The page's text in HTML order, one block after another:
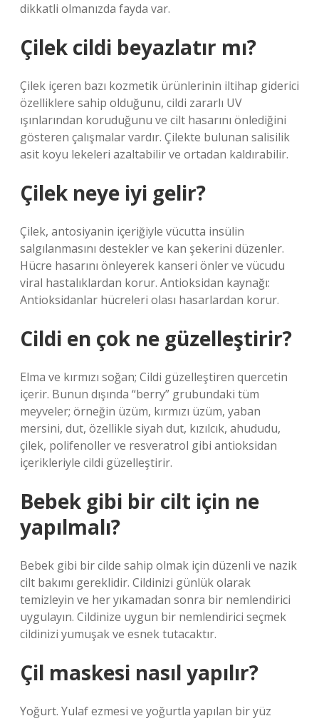
dikkatli olmanızda fayda var.
Çilek cildi beyazlatır mı?
Çilek içeren bazı kozmetik ürünlerinin iltihap giderici
özelliklere sahip olduğunu, cildi zararlı UV
ışınlarından koruduğunu ve cilt hasarını önlediğini
gösteren çalışmalar vardır. Çilekte bulunan salisilik
asit koyu lekeleri azaltabilir ve ortadan kaldırabilir.
Çilek neye iyi gelir?
Çilek, antosiyanin içeriğiyle vücutta insülin
salgılanmasını destekler ve kan şekerini düzenler.
Hücre hasarını önleyerek kanseri önler ve vücudu
viral hastalıklardan korur. Antioksidan kaynağı:
Antioksidanlar hücreleri olası hasarlardan korur.
Cildi en çok ne güzelleştirir?
Elma ve kırmızı soğan; Cildi güzelleştiren quercetin
içerir. Bunun dışında “berry” grubundaki tüm
meyveler; örneğin üzüm, kırmızı üzüm, yaban
mersini, dut, özellikle siyah dut, kızılcık, ahududu,
çilek, polifenoller ve resveratrol gibi antioksidan
içerikleriyle cildi güzelleştirir.
Bebek gibi bir cilt için ne
yapılmalı?
Bebek gibi bir cilde sahip olmak için düzenli ve nazik
cilt bakımı gereklidir. Cildinizi günlük olarak
temizleyin ve her yıkamadan sonra bir nemlendirici
uygulayın. Cildinize uygun bir nemlendirici seçmek
cildinizi yumuşak ve esnek tutacaktır.
Çil maskesi nasıl yapılır?
Yoğurt. Yulaf ezmesi ve yoğurtla yapılan bir yüz